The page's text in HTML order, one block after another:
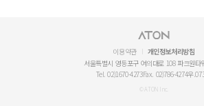
이용약관
개인정보처리방침
서울특별시 영등포구 여의대로 108 파크원타
Tel. 02)1670-4273Fax. 02)786-4274우
© ATON Inc.